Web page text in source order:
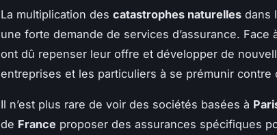
La multiplication des catastrophes naturelles dans
une forte demande de services d’assurance. Face
ont dû repenser leur offre et développer de
entreprises et les particuliers à se prémunir contre
Il n’est plus rare de voir des sociétés basées à
de France proposer des assurances spécifiques